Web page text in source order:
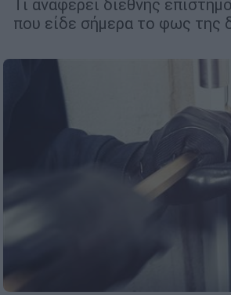
Τι αναφέρει διεθνής
που είδε σήμερα το φως της